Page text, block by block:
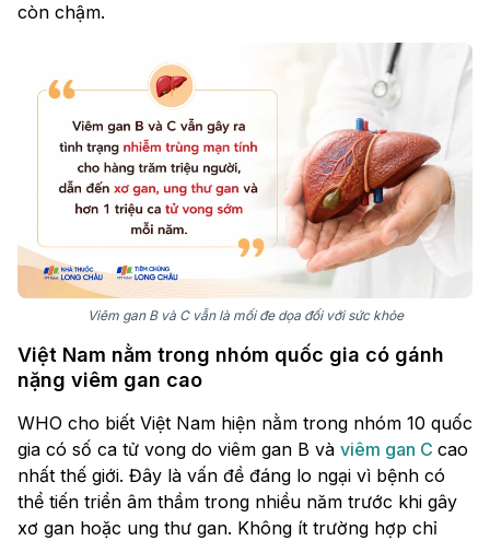
còn chậm.
Viêm gan B và C vẫn là mối đe dọa đối với sức khỏe
Việt Nam nằm trong nhóm quốc gia có gánh
nặng viêm gan cao
WHO cho biết Việt Nam hiện nằm trong nhóm 10 quốc
gia có số ca tử vong do viêm gan B và viêm gan C cao
nhất thế giới. Đây là vấn đề đáng lo ngại vì bệnh có
thể tiến triển âm thầm trong nhiều năm trước khi gây
xơ gan hoặc ung thư gan. Không ít trường hợp chỉ